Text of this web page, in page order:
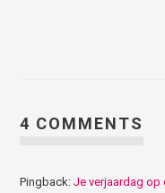
4 COMMENTS
Pingback:Je verjaardag op